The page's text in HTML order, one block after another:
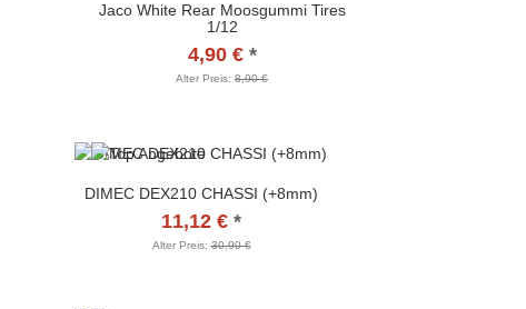
Jaco White Rear Moosgummi Tires
1/12
4,90 € *
Alter Preis: 8,90 €
DIMEC DEX210 CHASSI (+8mm)
11,12 € *
Alter Preis:30,90 €